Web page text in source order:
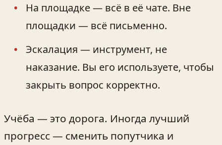
На площадке — всё в её чате. Вне
площадки — всё письменно.
Эскалация — инструмент, не
наказание. Вы его используете, чтобы
закрыть вопрос корректно.
Учёба — это дорога. Иногда лучший
прогресс — сменить попутчика и